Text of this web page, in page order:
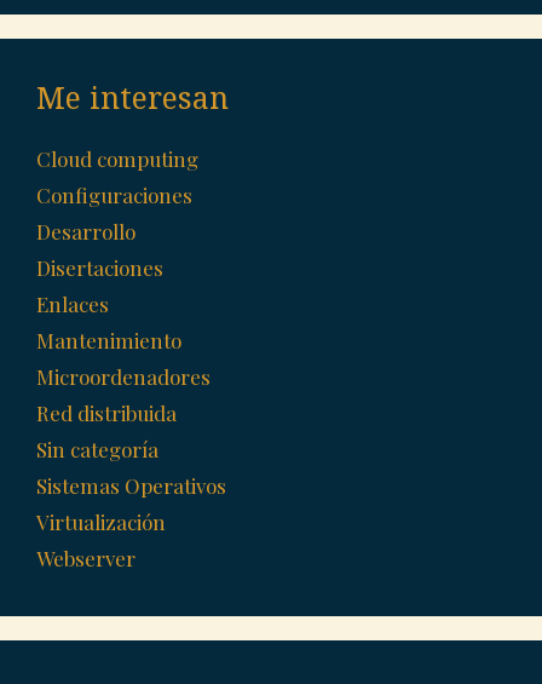
Me interesan
Cloud computing
Configuraciones
Desarrollo
Disertaciones
Enlaces
Mantenimiento
Microordenadores
Red distribuida
Sin categoría
Sistemas Operativos
Virtualización
Webserver